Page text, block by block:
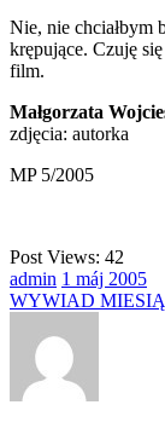
Nie, nie chciałbym
krępujące. Czuję
film.
Małgorzata
zdjęcia: autorka
MP 5/2005
Post Views: 42
admin 1 máj 2005
WYWIAD